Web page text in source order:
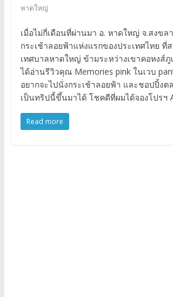
หาดใหญ่
เมื่อไม่กี่เดือนที่ผ่านมา อ. หาดใหญ่ จ.สงขล
กระเช้าลอยฟ้าแห่งแรกของประเทศไทย
เทศบาลหาดใหญ่ ข้ามระหว่างเขาคอหงส์ภู
ได้อ่านรีวิวคุณ Memories pink ในเวบ
อยากจะไปนั่งกระเช้าลอยฟ้า และชอปปิ้งต
เป็นทริปนี้ขึ้นมาได้ โชคดีที่ผมได้จองโปรฯ
Read more